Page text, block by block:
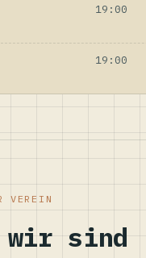
19:00
19:00
VEREIN
wir sind